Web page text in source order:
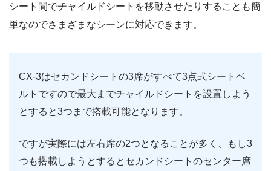
シート間でチャイルドシートを移動させたりすることも簡
単なのでさまざまなシーンに対応できます。
CX-3はセカンドシートの3席がすべて3点式シートベ
ルトですので最大までチャイルドシートを設置しよう
とすると3つまで搭載可能となります。
ですが実際には左右席の2つとなることが多く、もし3
つも搭載しようとするとセカンドシートのセンター席